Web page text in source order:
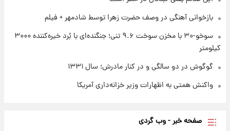
بازخوانی آهنگی در وصف حضرت زهرا توسط شادمهر + فیلم
سوخو-۳۰ با مخزن سوخت ۹.۶ تنی؛ جنگنده‌ای با بُرد خیره‌کننده ۳۰۰۰
کیلومتر
گوگوش در دو سالگی و در کنار مادرش؛ سال ۱۳۳۱
واکنش همتی به اظهارات وزیر خزانه‌داری آمریکا
صفحه خبر - وب گردی